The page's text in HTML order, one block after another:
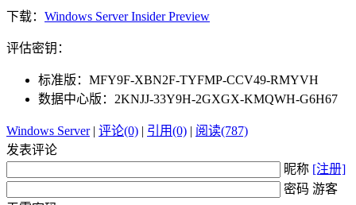
下载： Windows Server Insider Preview
评估密钥：
标准版：MFY9F-XBN2F-TYFMP-CCV49-RMYVH
数据中心版：2KNJJ-33Y9H-2GXGX-KMQWH-G6H67
Windows Server| 评论(0) | 引用(0) | 阅读(787)
发表评论
昵称 [注册]
密码 游客